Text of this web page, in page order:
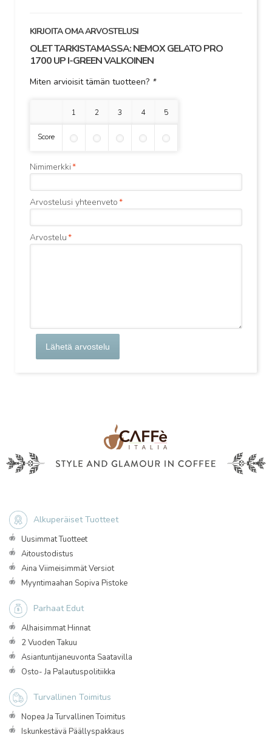
KIRJOITA OMA ARVOSTELUSI
OLET TARKISTAMASSA:NEMOX GELATO PRO
1700 UP I-GREEN VALKOINEN
Miten arvioisit tämän tuotteen? *
1 tähti 2 tähteä3 tähteä4 tähteä5 tähteä
Score
*
Nimimerkki
*
Arvostelusi yhteenveto
*
Arvostelu
Lähetä arvostelu
Alkuperäiset Tuotteet
Uusimmat Tuotteet
Aitoustodistus
Aina Viimeisimmät Versiot
Myyntimaahan Sopiva Pistoke
Parhaat Edut
Alhaisimmat Hinnat
2 Vuoden Takuu
Asiantuntijaneuvonta Saatavilla
Osto- Ja Palautuspolitiikka
Turvallinen Toimitus
Nopea Ja Turvallinen Toimitus
Iskunkestävä Päällyspakkaus